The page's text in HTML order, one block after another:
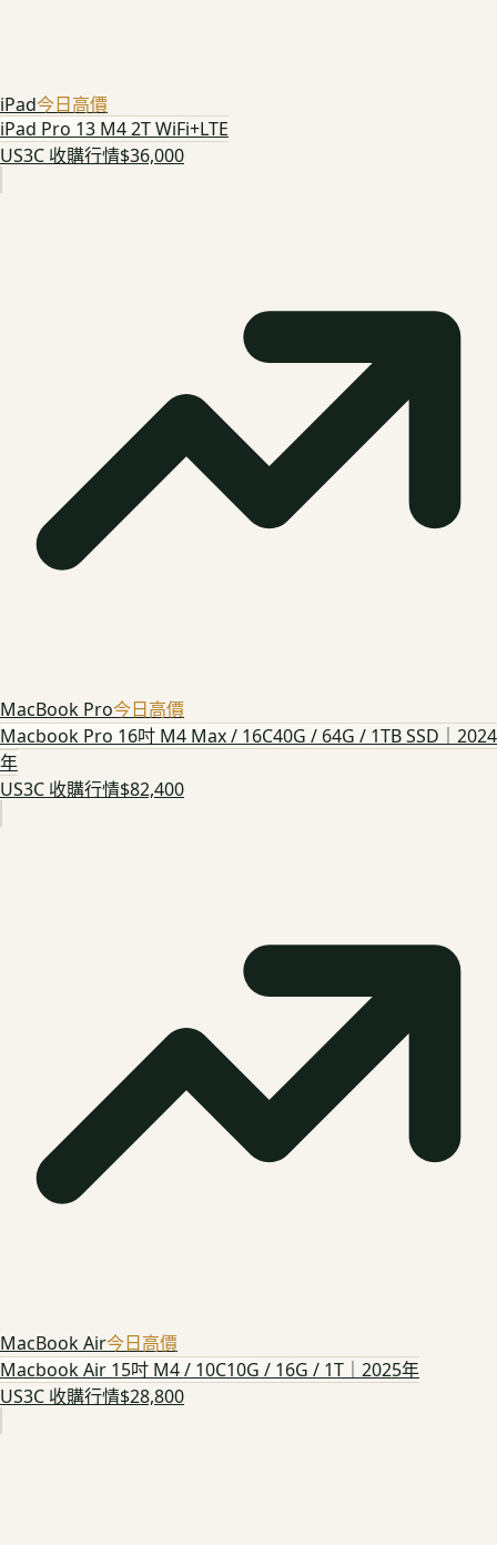
iPad今日高價
iPad Pro 13 M4 2T WiFi+LTE
US3C 收購行情$36,000
MacBook Pro今日高價
Macbook Pro 16吋 M4 Max / 16C40G / 64G / 1TB SSD｜2024
年
US3C 收購行情$82,400
MacBook Air今日高價
Macbook Air 15吋 M4 / 10C10G / 16G / 1T｜2025年
US3C 收購行情$28,800